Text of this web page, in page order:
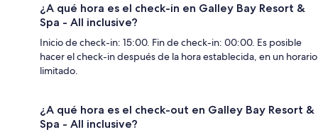
¿A qué hora es el check-in en Galley Bay Resort &
Spa - All inclusive?
Inicio de check-in: 15:00. Fin de check-in: 00:00. Es posible
hacer el check-in después de la hora establecida, en un horario
limitado.
¿A qué hora es el check-out en Galley Bay Resort &
Spa - All inclusive?